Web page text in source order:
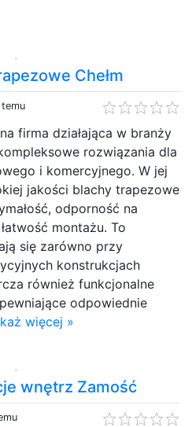
Chełm
firma działająca w branży
rozwiązania dla
i komercyjnego. W jej
jakości blachy trapezowe
odporność na
montażu. To
się zarówno przy
konstrukcjach
również funkcjonalne
odpowiednie
więcej »
wnętrz Zamość